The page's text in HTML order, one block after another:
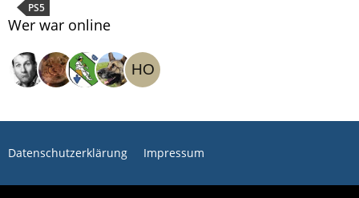
PS5
Wer war online
Datenschutzerklärung Impressum